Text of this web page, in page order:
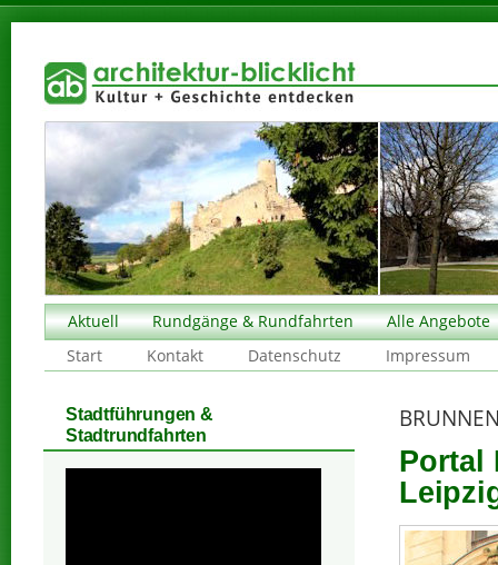
Aktuell Rundgänge & Rundfahrten
Alle Angebote
Start
Kontakt Datenschutz Impressum
Portal
Stadtführungen &
Stadtrundfahrten